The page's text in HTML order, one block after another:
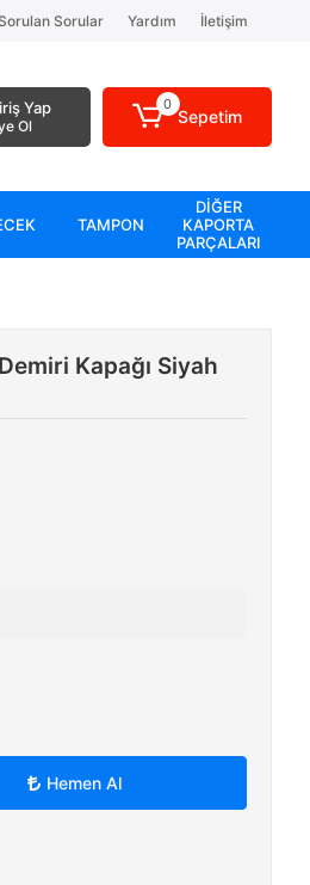
Sorular Yardım İletişim
Yap
Ol
0
Sepetim
TAMPON
DİĞER
KAPORTA
PARÇALARI
Kapağı Siyah
Hemen Al